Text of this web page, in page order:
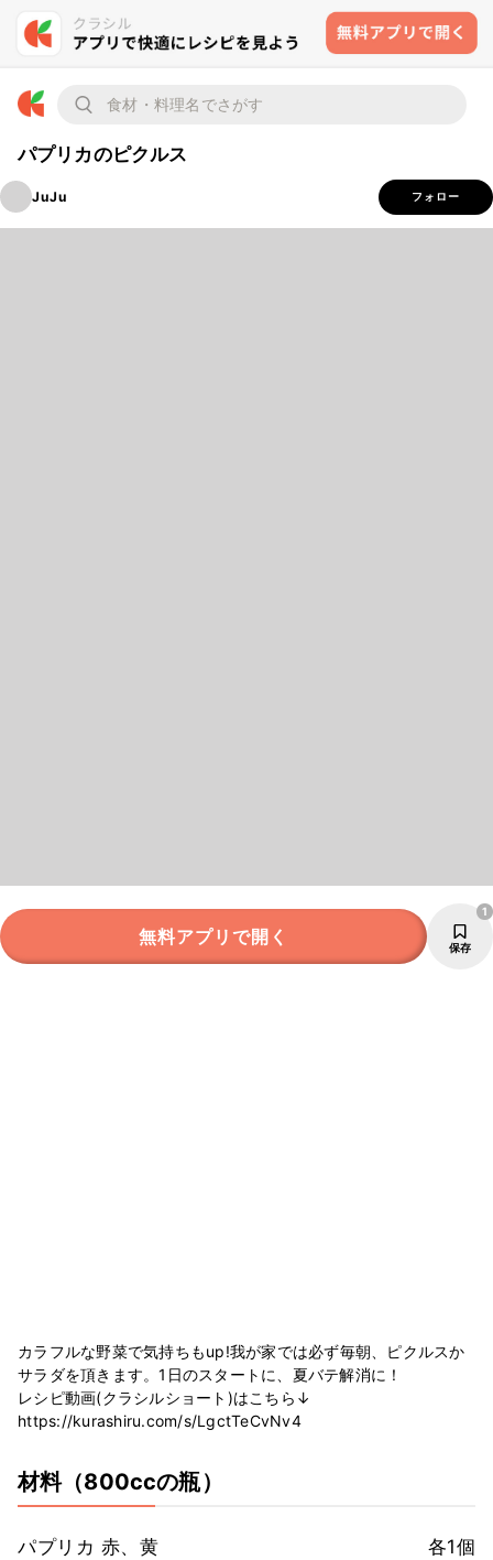
パプリカのピクルス
JuJu フォロー
無料アプリで開く 保存
1
カラフルな野菜で気持ちもup!我が家では必ず毎朝、ピクルスか
サラダを頂きます。1日のスタートに、夏バテ解消に！
レシピ動画(クラシルショート)はこちら↓
https://kurashiru.com/s/LgctTeCvNv4
材料（800ccの瓶）
パプリカ 赤、黄
各1個